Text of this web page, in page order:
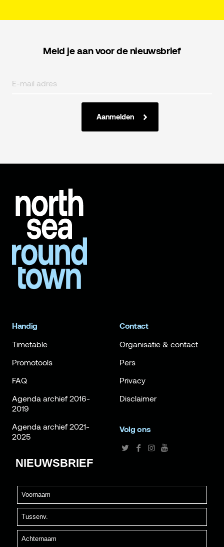
Meld je aan voor de nieuwsbrief
Aanmelden
Handig
Timetable
Promotools
FAQ
Agenda archief 2016-
2019
Agenda archief 2021-
2025
Contact
Organisatie & contact
Pers
Privacy
Disclaimer
Volg ons